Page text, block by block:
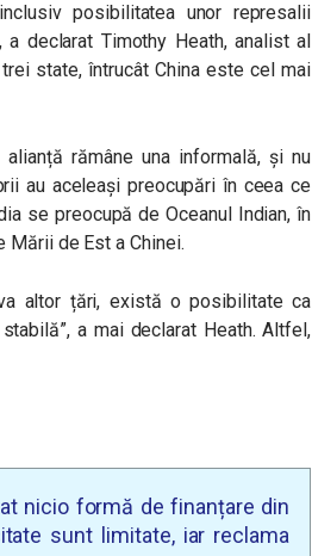
posibilitatea unor represalii
declarat Timothy Heath, analist al
state, întrucât China este cel mai
rămâne una informală, și nu
au aceleași preocupări în ceea ce
se preocupă de Oceanul Indian, în
Mării de Est a Chinei.
altor țări, există o posibilitate ca
a mai declarat Heath. Altfel,
nicio formă de finanțare din
sunt limitate, iar reclama